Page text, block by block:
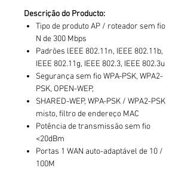
Descrição do Producto:
Tipo de produto AP / roteador sem fio
N de 300 Mbps
Padrões lEEE 802.11n, IEEE 802.11b,
IEEE 802.11g, IEEE 802.3, IEEE 802.3u
Segurança sem fio WPA-PSK, WPA2-
PSK, OPEN-WEP,
SHARED-WEP, WPA-PSK / WPA2-PSK
misto, filtro de endereço MAC
Potência de transmissão sem fio
<20dBm
Portas 1 WAN auto-adaptável de 10 /
100M